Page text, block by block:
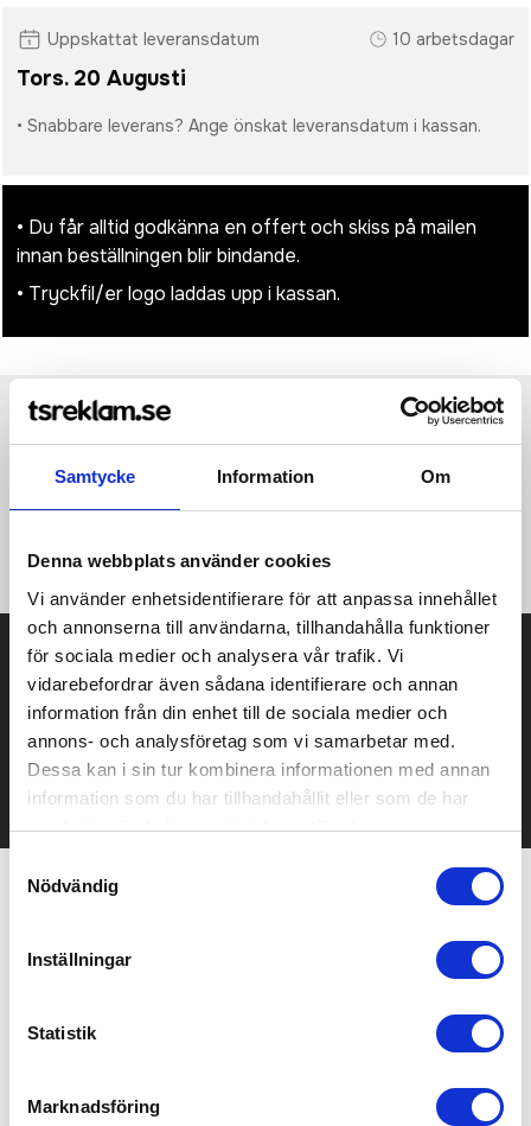
Samtycke Information Om
Denna webbplats använder cookies
Vi använder enhetsidentifierare för att anpassa innehållet
och annonserna till användarna, tillhandahålla funktioner
för sociala medier och analysera vår trafik. Vi
vidarebefordrar även sådana identifierare och annan
information från din enhet till de sociala medier och
annons- och analysföretag som vi samarbetar med.
Dessa kan i sin tur kombinera informationen med annan
information som du har tillhandahållit eller som de har
samlat in när du har använt deras tjänster.
Nödvändig
Inställningar
Statistik
Marknadsföring
Uppskattat leveransdatum 10 arbetsdagar
Tors. 20 Augusti
• Snabbare leverans? Ange önskat leveransdatum i kassan.
• Du får alltid godkänna en offert och skiss på mailen
innan beställningen blir bindande.
• Tryckfil/er logo laddas upp i kassan.
·Flat seams
Prisuppgift på mailen?
Kontakta oss här för att få förslag på produkt och pris över
Det går också utmärkt att bara ställa frågor!
KONTAKTA OSS